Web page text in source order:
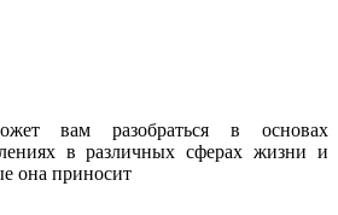
вам разобраться в основах
в различных сферах жизни и
она приносит